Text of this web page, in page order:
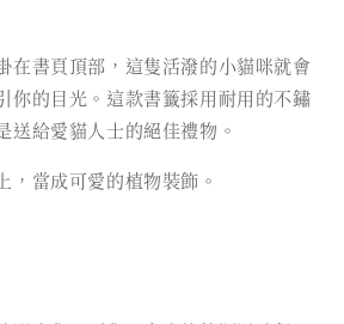
在書頁頂部，這隻活潑的小貓咪就會
你的目光。這款書籤採用耐用的不鏽
送給愛貓人士的絕佳禮物。
，當成可愛的植物裝飾。